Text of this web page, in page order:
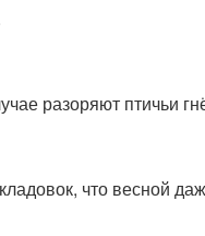
разоряют птичьи
что весной